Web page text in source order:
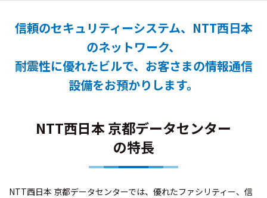
信頼のセキュリティーシステム、NTT西日本
のネットワーク、
耐震性に優れたビルで、お客さまの情報通信
設備をお預かりします。
NTT西日本 京都データセンター
の特長
NTT西日本 京都データセンターでは、優れたファシリティー、信